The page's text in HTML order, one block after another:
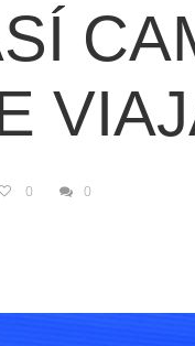
0 0